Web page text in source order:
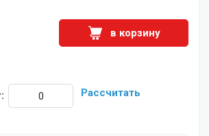
в корзину
Рассчитать